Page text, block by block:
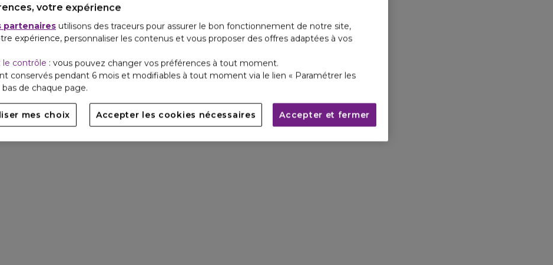
votre expérience
partenaires utilisons des traceurs pour assurer le bon fonctionnement de notre site,
expérience, personnaliser les contenus et vous proposer des offres adaptées à vos
le contrôle : vous pouvez changer vos préférences à tout moment.
conservés pendant 6 mois et modifiables à tout moment via le lien « Paramétrer les
bas de chaque page.
mes choix Accepter les cookies nécessaires Accepter et fermer